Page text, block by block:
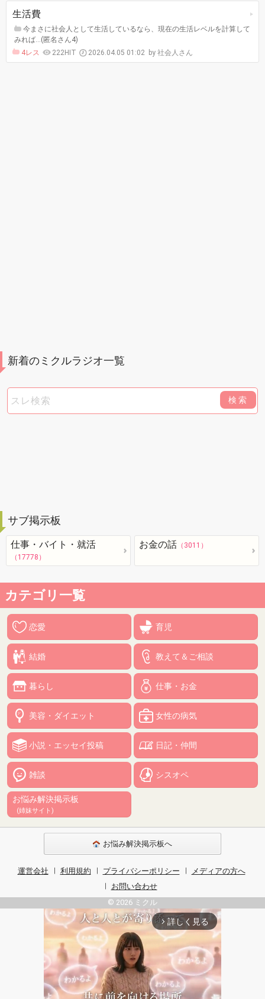
生活費
今まさに社会人として生活しているなら、現在の生活レベルを計算して
みれば…(匿名さん4)
4レス
222HIT 2026.04.05 01:02 社会人さん
新着のミクルラジオ一覧
検索
サブ掲示板
仕事・バイト・就活
（17778）
お金の話 （3011）
カテゴリ一覧
恋愛 育児
結婚 教えて＆ご相談
暮らし 仕事・お金
美容・ダイエット 女性の病気
小説・エッセイ投稿 日記・仲間
雑談 シスオペ
お悩み解決掲示板
(姉妹サイト)
お悩み解決掲示板へ
運営会社 利用規約 プライバシーポリシー
メディアの方へ
お問い合わせ
© 2026 ミクル
arrow_forward_ios 詳しく見る